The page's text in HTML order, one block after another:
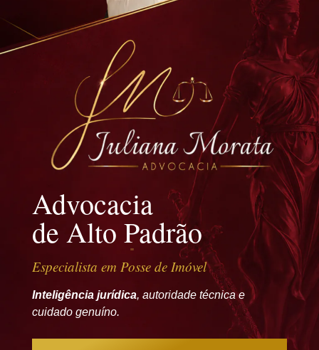
Advocacia
de Alto Padrão
Especialista em Posse de Imóvel
Inteligência jurídica, autoridade técnica e
cuidado genuíno.